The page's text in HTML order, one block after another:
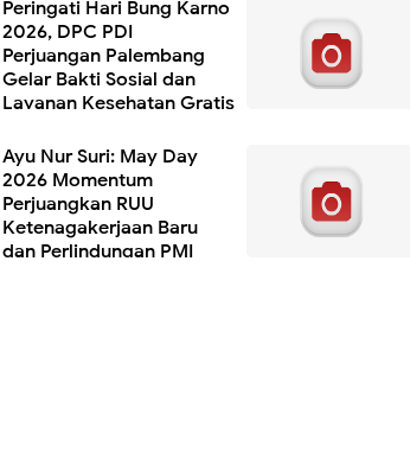
Peringati Hari Bung Karno
2026, DPC PDI
Perjuangan Palembang
Gelar Bakti Sosial dan
Layanan Kesehatan Gratis
Ayu Nur Suri: May Day
2026 Momentum
Perjuangkan RUU
Ketenagakerjaan Baru
dan Perlindungan PMI